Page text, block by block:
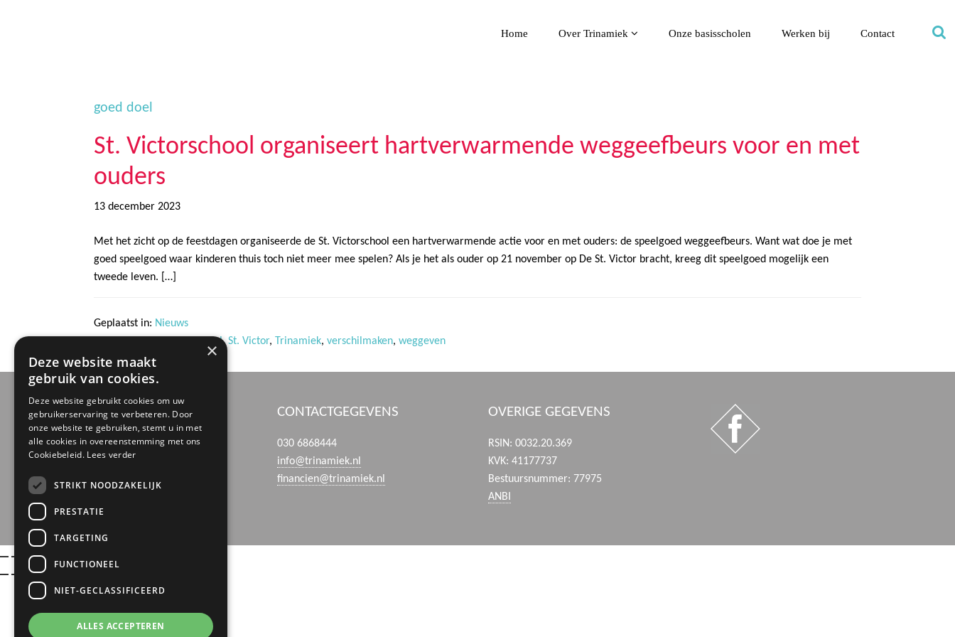
Home Over Trinamiek Onze basisscholen Werken bij Contact
goed doel
St. Victorschool organiseert hartverwarmende weggeefbeurs voor en met
ouders
13 december 2023
Met het zicht op de feestdagen organiseerde de St. Victorschool een hartverwarmende actie voor en met ouders: de speelgoed weggeefbeurs. Want wat doe je met
goed speelgoed waar kinderen thuis toch niet meer mee spelen? Als je het als ouder op 21 november op De St. Victor bracht, kreeg dit speelgoed mogelijk een
tweede leven. […]
Geplaatst in: Nieuws
goed doel,St. Victor, Trinamiek, verschilmaken, weggeven
BEZOEK- EN POSTADRES
Boerhaaveweg 39
3401 MN IJsselstein
CONTACTGEGEVENS
030 6868444
info@trinamiek.nl
financien@trinamiek.nl
OVERIGE GEGEVENS
RSIN: 0032.20.369
KVK: 41177737
Bestuursnummer: 77975
ANBI
×
Deze website maakt
gebruik van cookies.
Deze website gebruikt cookies om uw
gebruikerservaring te verbeteren. Door
onze website te gebruiken, stemt u in met
alle cookies in overeenstemming met ons
Cookiebeleid. Lees verder
STRIKT NOODZAKELIJK
PRESTATIE
TARGETING
FUNCTIONEEL
NIET-GECLASSIFICEERD
ALLES ACCEPTEREN